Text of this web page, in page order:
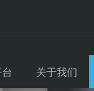
关于我们